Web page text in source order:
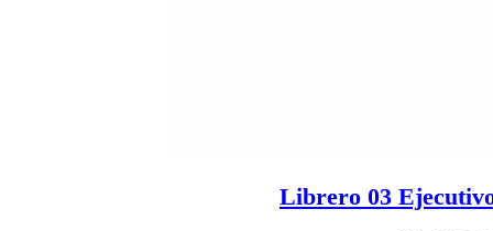
Librero 03